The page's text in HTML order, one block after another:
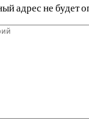
адрес не будет